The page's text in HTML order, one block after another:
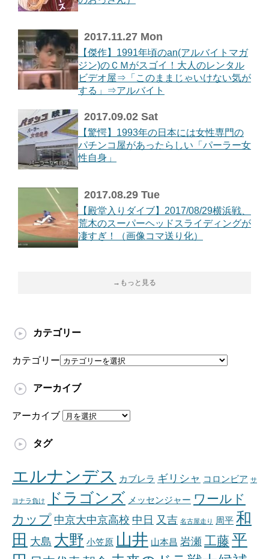
2017.11.27 Mon
【傑作】1991年頃のan(アルバイトマガ
ジン)のＣＭがスゴイ！大人のレンタル
ビデオ屋⇒「このままじゃいけない気が
する」⇒アルバイト
2017.09.02 Sat
【驚愕】1993年の日本には女性専門の
パチンコ屋があったらしい「パーラー女
性自身」
2017.08.29 Tue
【殿堂入りダイブ】2017/08/29横浜戦、
荒木のスーパーヘッドスライディングが
凄すぎ！（画像コマ送り化）
→もっと見る
カテゴリー
カテゴリー
アーカイブ
アーカイブ
タグ
エルナンデス カブレラ ギリシャ コロンビア サ
ヨナラ負け ドラゴンズ メッセンジャー ワールド
カップ 中京大中京高校 中日 又吉 名古屋走り 周平 和
田 大島 大野 小笠原 山井 山本昌 岩瀬工藤 平